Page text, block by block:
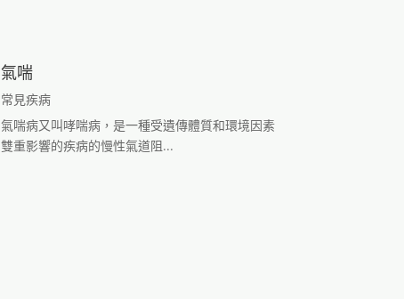
氣喘
常見疾病
氣喘病又叫哮喘病，是一種受遺傳體質和環境因素
雙重影響的疾病的慢性氣道阻...